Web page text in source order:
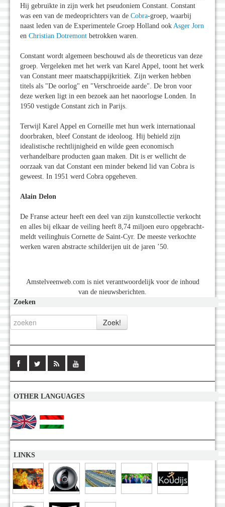
Hij gebruikte in zijn werk het pseudoniem Constant. Constant
was een van de medeoprichters van de Cobra-groep, waarbij
naast leden van de Experimentele Groep Holland ook Asger Jorn
en Christian Dotremont betrokken waren.
Constant wordt algemeen beschouwd als de theoreticus van deze
groep. Vergeleken met het werk van Karel Appel, toont het werk
van Constant meer maatschappijkritiek. Zijn werken hebben
titels als "De oorlog" en "Verschroeide aarde". De bron voor
deze werken ligt in een bezoek aan het naoorlogse Londen. In
1950 vestigde Constant zich in Parijs.
Terwijl Karel Appel en Corneille met hun werk internationaal
doorbraken, bleef Constant de ideoloog. Hij behield zijn
idealistische rechtlijnigheid en wilde geen economisch
verhandelbare producten gaan maken. Dit is er wellicht de
oorzaak van dat Constant een minder bekend lid van Cobra is
geweest. In 1951 werd Cobra opgeheven.
Alain Delon
De Franse acteur heeft een deel van zijn kunstcollectie verkocht
en alles bij elkaar de veiling heeft 8,74 miljoen euro opgebracht-
meldt veilinghuis Cornette de Saint-Cyr. De meeste verkochte
werken waren abstracte schilderijen uit de jaren ’50.
Amstelveenweb.com is niet verantwoordelijk voor de inhoud
van de nieuwsberichten.
Zoeken
OTHER LANGUAGES
LINKS